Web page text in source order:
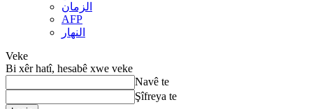
الزمان
AFP
النهار
Veke
Bi xêr hatî, hesabê xwe veke
Navê te
Şîfreya te